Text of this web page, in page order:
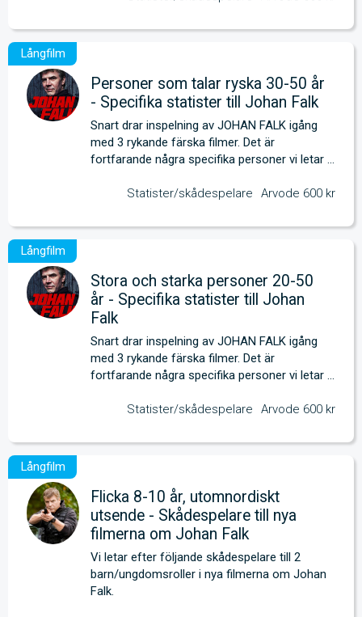
Personer som talar ryska 30-50 år
- Specifika statister till Johan Falk
Snart drar inspelning av JOHAN FALK igång
med 3 rykande färska filmer. Det är
fortfarande några specifika personer vi letar
Statister/skådespelare
Arvode 600 kr
Stora och starka personer 20-50
år - Specifika statister till Johan
Falk
Snart drar inspelning av JOHAN FALK igång
med 3 rykande färska filmer. Det är
fortfarande några specifika personer vi letar
Statister/skådespelare
Arvode 600 kr
Flicka 8-10 år, utomnordiskt
utsende - Skådespelare till nya
filmerna om Johan Falk
Vi letar efter följande skådespelare till 2
barn/ungdomsroller i nya filmerna om Johan
Falk.